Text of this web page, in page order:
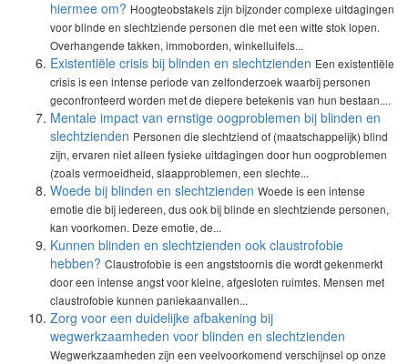
hiermee om? Hoogteobstakels zijn bijzonder complexe uitdagingen
voor blinde en slechtziende personen die met een witte stok lopen.
Overhangende takken, immoborden, winkelluifels...
Existentiële crisis bij blinden en slechtzienden Een existentiële
crisis is een intense periode van zelfonderzoek waarbij personen
geconfronteerd worden met de diepere betekenis van hun bestaan....
Mentale impact van ernstige oogproblemen bij blinden en
slechtzienden Personen die slechtziend of (maatschappelijk) blind
zijn, ervaren niet alleen fysieke uitdagingen door hun oogproblemen
(zoals vermoeidheid, slaapproblemen, een slechte...
Woede bij blinden en slechtzienden Woede is een intense
emotie die bij iedereen, dus ook bij blinde en slechtziende personen,
kan voorkomen. Deze emotie, de...
Kunnen blinden en slechtzienden ook claustrofobie
hebben? Claustrofobie is een angststoornis die wordt gekenmerkt
door een intense angst voor kleine, afgesloten ruimtes. Mensen met
claustrofobie kunnen paniekaanvallen...
Zorg voor een duidelijke afbakening bij
wegwerkzaamheden voor blinden en slechtzienden
Wegwerkzaamheden zijn een veelvoorkomend verschijnsel op onze